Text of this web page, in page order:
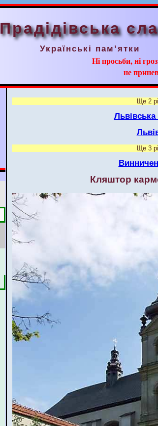
Прадідівська
Українські пам’ятки
Ні просьби, ні
не
Ще 2
Ще 3
Кляштор